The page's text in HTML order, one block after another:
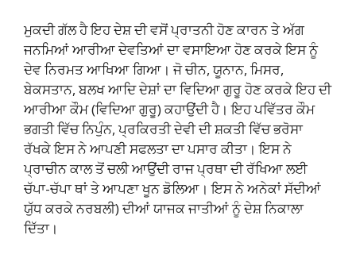
ਮੁਕਦੀ ਗੱਲ ਹੈ ਇਹ ਦੇਸ਼ ਦੀ ਵਸੋਂ ਪ੍ਰਾਤਨੀ ਹੋਣ ਕਾਰਨ ਤੇ ਅੱਗ
ਜਨਮਿਆਂ ਆਰੀਆ ਦੇਵਤਿਆਂ ਦਾ ਵਸਾਇਆ ਹੋਣ ਕਰਕੇ ਇਸ ਨੂੰ
ਦੇਵ ਨਿਰਮਤ ਆਖਿਆ ਗਿਆ। ਜੋ ਚੀਨ, ਯੂਨਾਨ, ਮਿਸਰ,
ਬੇਕਸਤਾਨ, ਬਲਖ ਆਦਿ ਦੇਸ਼ਾਂ ਦਾ ਵਿਦਿਆ ਗੁਰੂ ਹੋਣ ਕਰਕੇ ਇਹ ਦੀ
ਆਰੀਆ ਕੌਮ (ਵਿਦਿਆ ਗੁਰੂ) ਕਹਾਉਂਦੀ ਹੈ। ਇਹ ਪਵਿੱਤਰ ਕੌਮ
ਭਗਤੀ ਵਿੱਚ ਨਿਪੁੰਨ, ਪ੍ਰਕਿਰਤੀ ਦੇਵੀ ਦੀ ਸ਼ਕਤੀ ਵਿੱਚ ਭਰੋਸਾ
ਰੱਖਕੇ ਇਸ ਨੇ ਆਪਣੀ ਸਫਲਤਾ ਦਾ ਪਸਾਰ ਕੀਤਾ। ਇਸ ਨੇ
ਪ੍ਰਾਚੀਨ ਕਾਲ ਤੋਂ ਚਲੀ ਆਉਂਦੀ ਰਾਜ ਪ੍ਰਥਾ ਦੀ ਰੱਖਿਆ ਲਈ
ਚੱਪਾ-ਚੱਪਾ ਥਾਂ ਤੇ ਆਪਣਾ ਖੂਨ ਡੋਲਿਆ। ਇਸ ਨੇ ਅਨੇਕਾਂ ਸੱਦੀਆਂ
ਯੁੱਧ ਕਰਕੇ ਨਰਬਲੀ) ਦੀਆਂ ਯਾਜਕ ਜਾਤੀਆਂ ਨੂੰ ਦੇਸ਼ ਨਿਕਾਲਾ
ਦਿੱਤਾ।